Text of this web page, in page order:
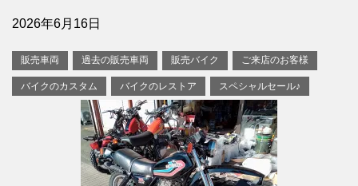
2026年6月16日
販売車両 過去の販売車両 販売バイク ご来店のお客様
バイクのカスタム バイクのレストア スペシャルセール♪